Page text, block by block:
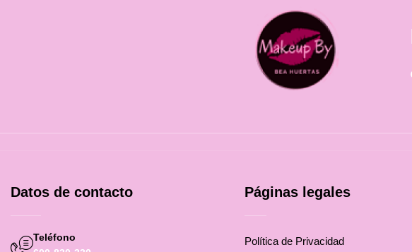
Datos de contacto
Teléfono
Páginas legales
Política de Privacidad